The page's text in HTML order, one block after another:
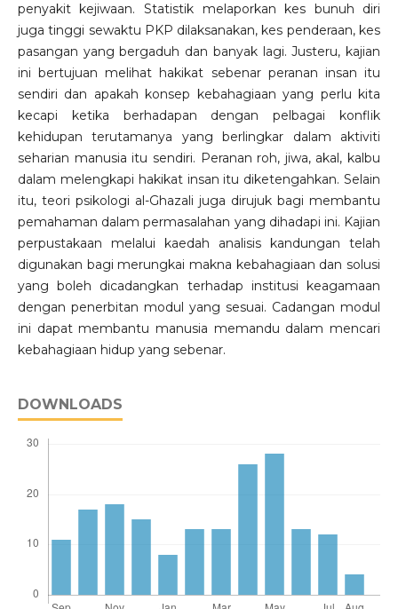
penyakit kejiwaan. Statistik melaporkan kes bunuh diri
juga tinggi sewaktu PKP dilaksanakan, kes penderaan, kes
pasangan yang bergaduh dan banyak lagi. Justeru, kajian
ini bertujuan melihat hakikat sebenar peranan insan itu
sendiri dan apakah konsep kebahagiaan yang perlu kita
kecapi ketika berhadapan dengan pelbagai konflik
kehidupan terutamanya yang berlingkar dalam aktiviti
seharian manusia itu sendiri. Peranan roh, jiwa, akal, kalbu
dalam melengkapi hakikat insan itu diketengahkan. Selain
itu, teori psikologi al-Ghazali juga dirujuk bagi membantu
pemahaman dalam permasalahan yang dihadapi ini. Kajian
perpustakaan melalui kaedah analisis kandungan telah
digunakan bagi merungkai makna kebahagiaan dan solusi
yang boleh dicadangkan terhadap institusi keagamaan
dengan penerbitan modul yang sesuai. Cadangan modul
ini dapat membantu manusia memandu dalam mencari
kebahagiaan hidup yang sebenar.
DOWNLOADS